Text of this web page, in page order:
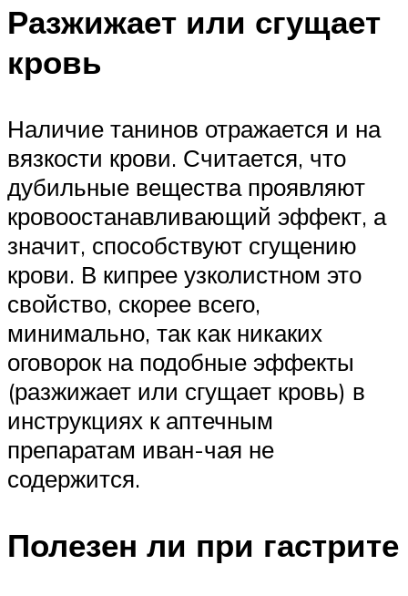
Разжижает или сгущает
кровь
Наличие танинов отражается и на
вязкости крови. Считается, что
дубильные вещества проявляют
кровоостанавливающий эффект, а
значит, способствуют сгущению
крови. В кипрее узколистном это
свойство, скорее всего,
минимально, так как никаких
оговорок на подобные эффекты
(разжижает или сгущает кровь) в
инструкциях к аптечным
препаратам иван-чая не
содержится.
Полезен ли при гастрите